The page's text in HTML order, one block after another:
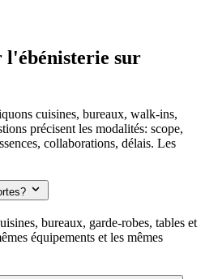
l'ébénisterie sur
cuisines, bureaux, walk-ins,
précisent les modalités: scope,
collaborations, délais. Les
bureaux, garde-robes, tables et
équipements et les mêmes